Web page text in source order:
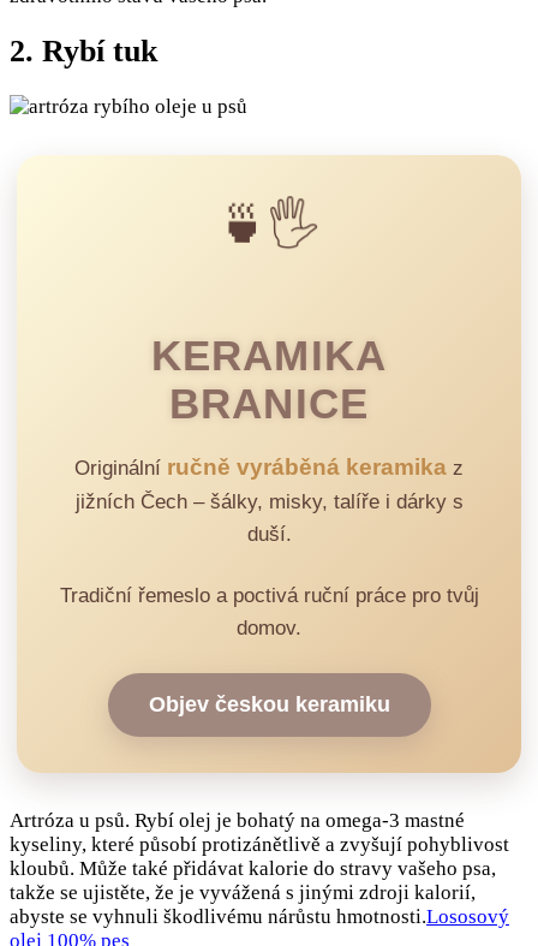
2. Rybí tuk
🍵🖐️
KERAMIKA
BRANICE
Originální ručně vyráběná keramika z
jižních Čech – šálky, misky, talíře i dárky s
duší.
Tradiční řemeslo a poctivá ruční práce pro tvůj
domov.
Objev českou keramiku
Artróza u psů. Rybí olej je bohatý na omega-3 mastné
kyseliny, které působí protizánětlivě a zvyšují pohyblivost
kloubů. Může také přidávat kalorie do stravy vašeho psa,
takže se ujistěte, že je vyvážená s jinými zdroji kalorií,
abyste se vyhnuli škodlivému nárůstu hmotnosti.Lososový
olej 100% pes